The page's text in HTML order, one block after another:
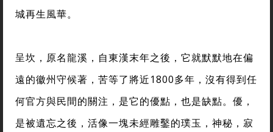
城再生風華。
呈坎，原名龍溪，自東漢末年之後，它就默默地在偏
遠的徽州守候著，苦等了將近1800多年，沒有得到任
何官方與民間的關注，是它的優點，也是缺點。優，
是被遺忘之後，活像一塊未經雕鑿的璞玉，神秘，寂